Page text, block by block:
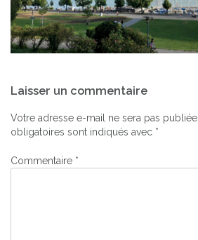
de
l’article
Laisser un commentaire
Votre adresse e-mail ne sera pas publiée.
obligatoires sont indiqués avec *
Commentaire *